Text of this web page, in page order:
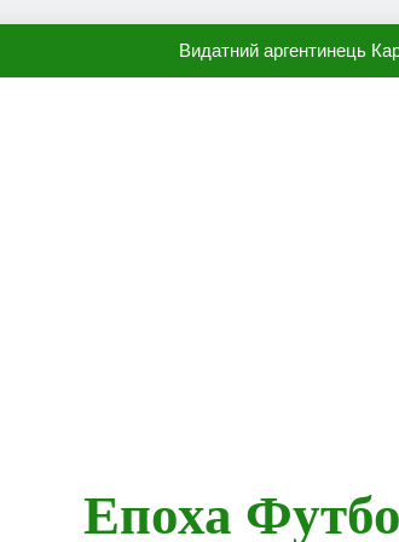
Видатний аргентинець
Епоха